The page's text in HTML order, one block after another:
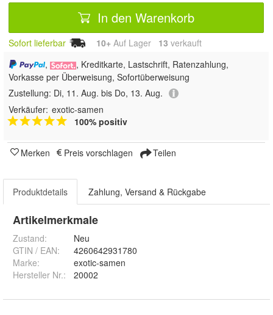
In den Warenkorb
Sofort lieferbar 10+ Auf Lager 13 verkauft
,
, Kreditkarte, Lastschrift, Ratenzahlung,
Vorkasse per Überweisung, Sofortüberweisung
Zustellung: Di, 11. Aug. bis Do, 13. Aug.
Verkäufer: exotic-samen
100% positiv
Merken Preis vorschlagen Teilen
Produktdetails Zahlung, Versand & Rückgabe
Artikelmerkmale
Zustand:
Neu
GTIN / EAN:
4260642931780
Marke:
exotic-samen
Hersteller Nr.:
20002